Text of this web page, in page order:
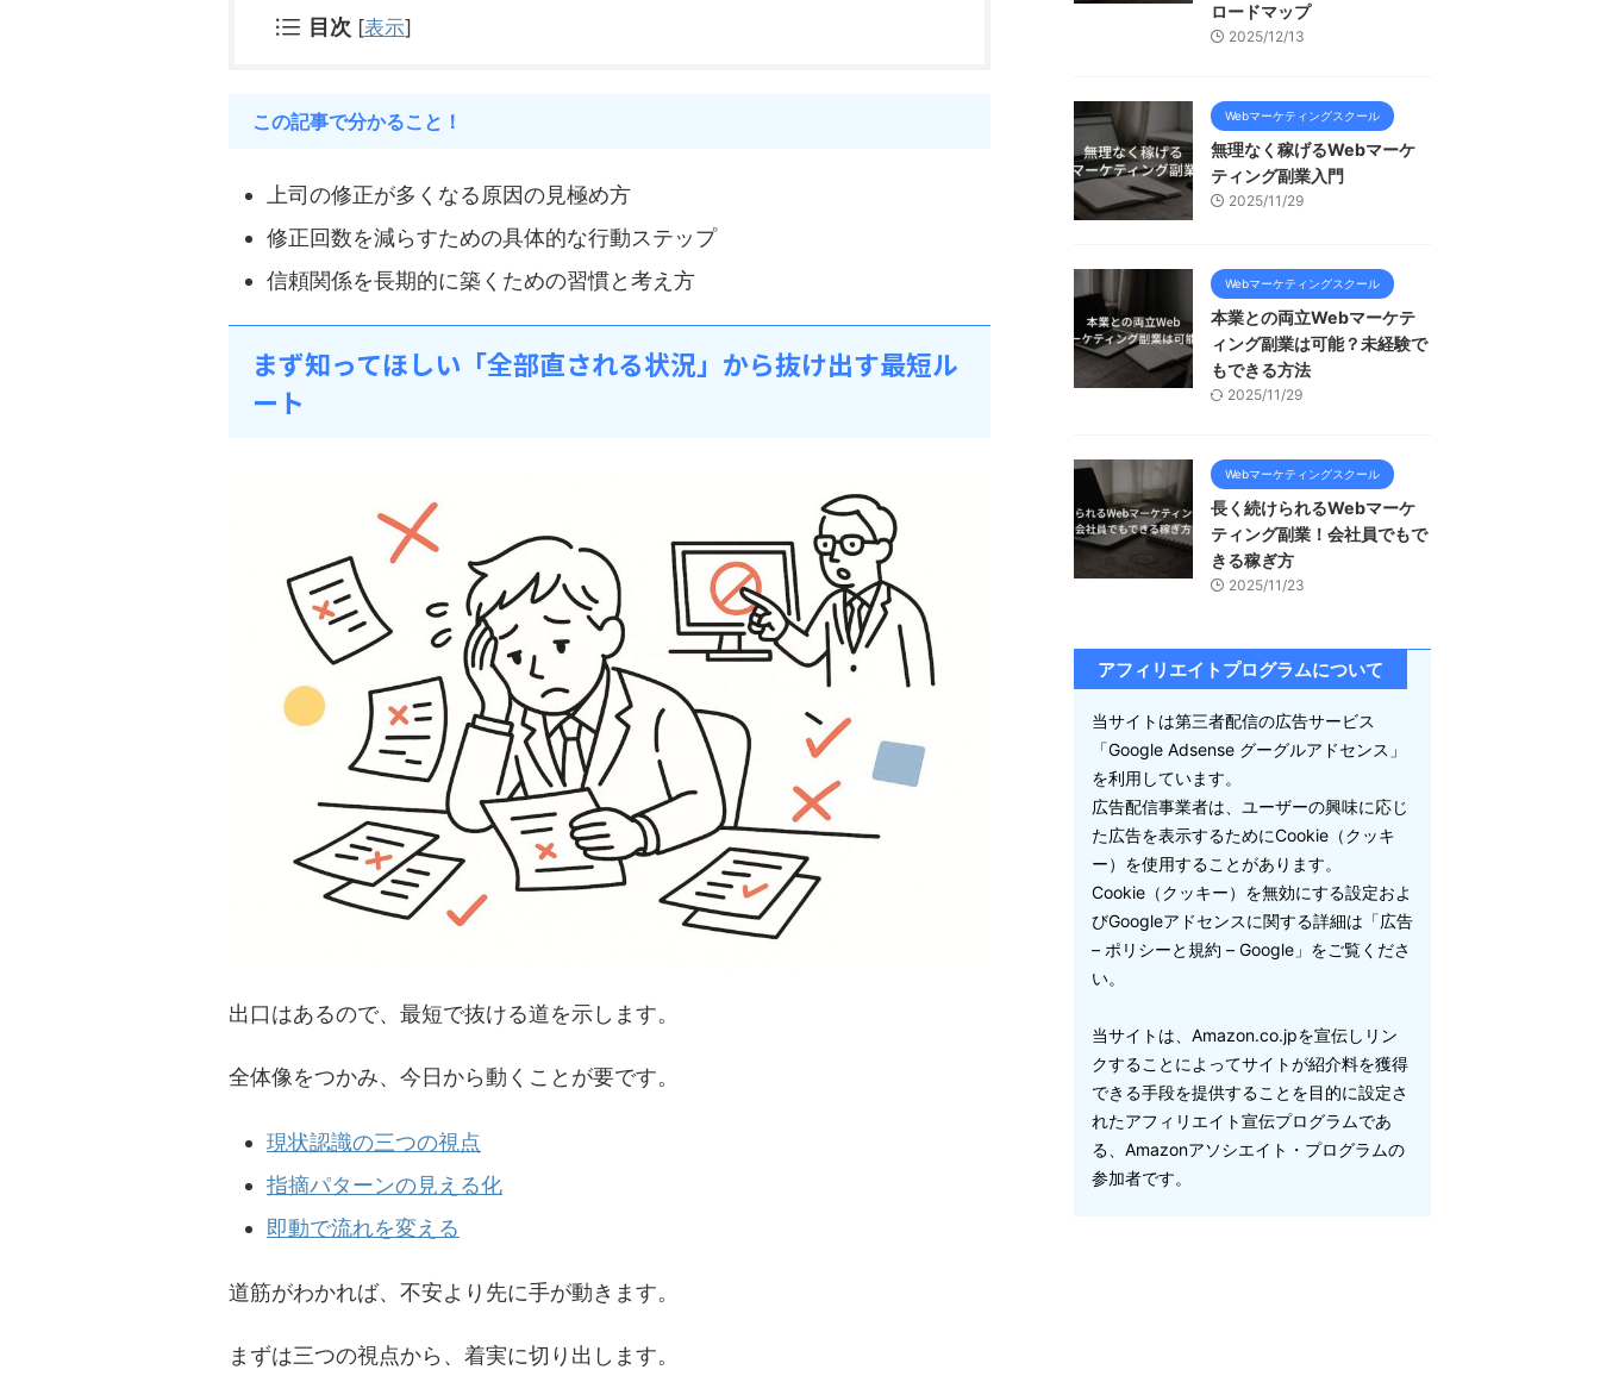
目次 [表示]
この記事で分かること！
上司の修正が多くなる原因の見極め方
修正回数を減らすための具体的な行動ステップ
信頼関係を長期的に築くための習慣と考え方
まず知ってほしい「全部直される状況」から抜け出す最短ル
ート
出口はあるので、最短で抜ける道を示します。
全体像をつかみ、今日から動くことが要です。
現状認識の三つの視点
指摘パターンの見える化
即動で流れを変える
道筋がわかれば、不安より先に手が動きます。
まずは三つの視点から、着実に切り出します。
ロードマップ
2025/12/13
Webマーケティングスクール
無理なく稼げるWebマーケ
ティング副業入門
2025/11/29
Webマーケティングスクール
本業との両立Webマーケテ
ィング副業は可能？未経験で
もできる方法
2025/11/29
Webマーケティングスクール
長く続けられるWebマーケ
ティング副業！会社員でもで
きる稼ぎ方
2025/11/23
アフィリエイトプログラムについて
当サイトは第三者配信の広告サービス
「Google Adsense グーグルアドセンス」
を利用しています。
広告配信事業者は、ユーザーの興味に応じ
た広告を表示するためにCookie（クッキ
ー）を使用することがあります。
Cookie（クッキー）を無効にする設定およ
びGoogleアドセンスに関する詳細は「広告
– ポリシーと規約 – Google」をご覧くださ
い。
当サイトは、Amazon.co.jpを宣伝しリン
クすることによってサイトが紹介料を獲得
できる手段を提供することを目的に設定さ
れたアフィリエイト宣伝プログラムであ
る、Amazonアソシエイト・プログラムの
参加者です。